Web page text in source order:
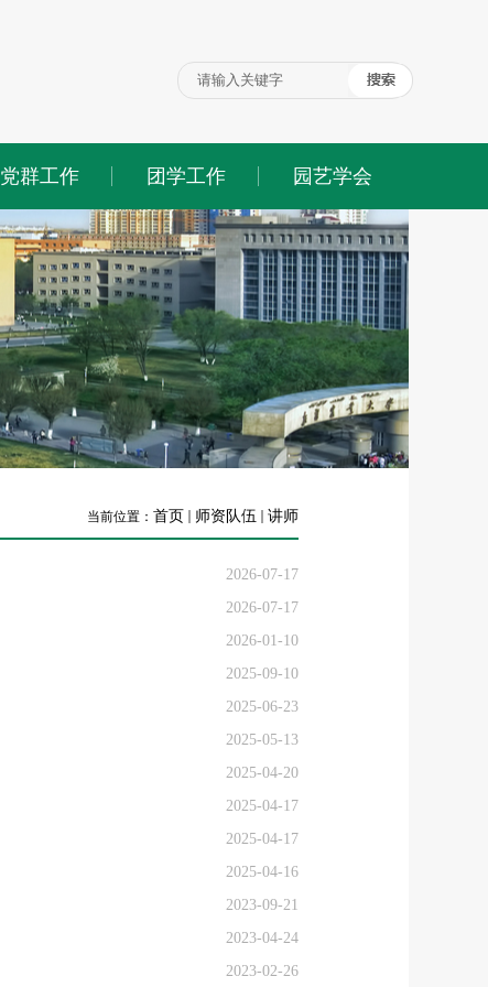
党群工作 团学工作 园艺学会
当前位置： 首页 师资队伍 讲师
2026-07-17
2026-07-17
2026-01-10
2025-09-10
2025-06-23
2025-05-13
2025-04-20
2025-04-17
2025-04-17
2025-04-16
2023-09-21
2023-04-24
2023-02-26